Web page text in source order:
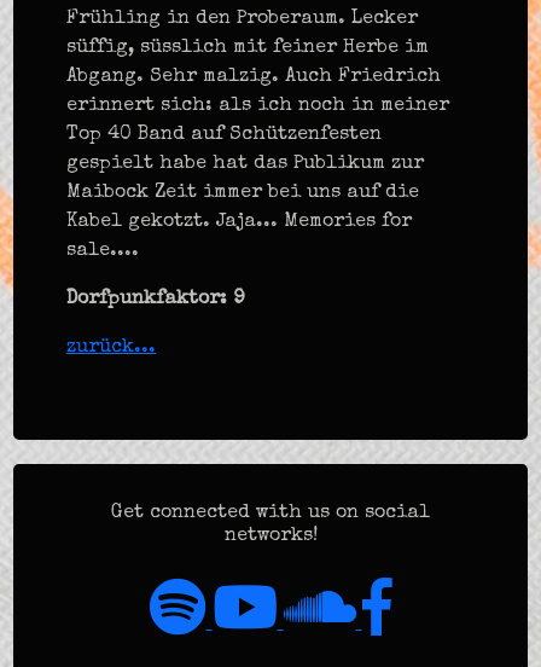
Frühling in den Proberaum. Lecker
süffig, süsslich mit feiner Herbe im
Abgang. Sehr malzig. Auch Friedrich
erinnert sich: als ich noch in meiner
Top 40 Band auf Schützenfesten
gespielt habe hat das Publikum zur
Maibock Zeit immer bei uns auf die
Kabel gekotzt. Jaja... Memories for
sale....
Dorfpunkfaktor: 9
zurück...
Get connected with us on social
networks!